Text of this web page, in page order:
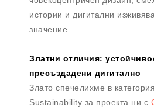
истории и дигитални
значение.
Златни отличия:
пресъздадени дигитално
Злато спечелихме в
Sustainability за проекта ни с